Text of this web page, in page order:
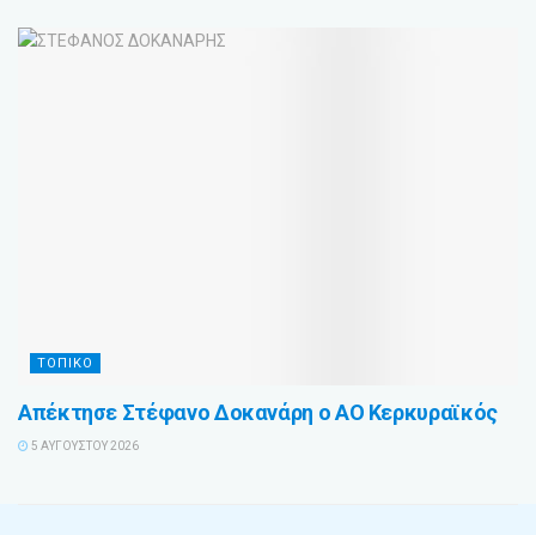
ΤΟΠΙΚΟ
Απέκτησε Στέφανο Δοκανάρη ο ΑΟ Κερκυραϊκός
5 ΑΥΓΟΎΣΤΟΥ 2026